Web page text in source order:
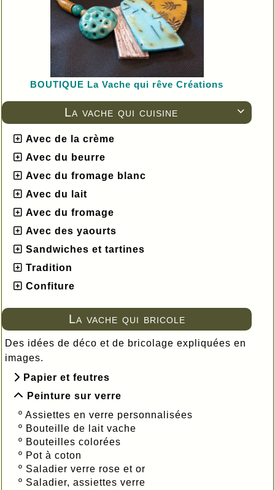
BOUTIQUE La Vache qui rêve Créations

La vache qui cuisine
Avec de la crème
Avec du beurre
Avec du fromage blanc
Avec du lait
Avec du fromage
Avec des yaourts
Sandwiches et tartines
Tradition
Confiture
La vache qui bricole
Des idées de déco et de bricolage expliquées en
images.
Papier et feutres
Peinture sur verre
º Assiettes en verre personnalisées
º Bouteille de lait vache
º Bouteilles colorées
º Pot à coton
º Saladier verre rose et or
º Saladier, assiettes verre